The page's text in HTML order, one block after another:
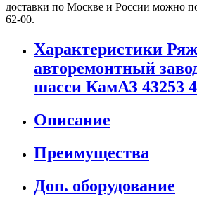
доставки по Москве и России можно
62-00.
Характеристики
авторемонтный
шасси КамАЗ 43253
Описание
Преимущества
Доп. оборудование